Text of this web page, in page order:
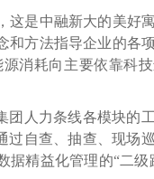
是中融新大的美好
方法指导企业的各
消耗向主要依靠科
人力条线各模块的
过自查、抽查、现场
精益化管理的“二级